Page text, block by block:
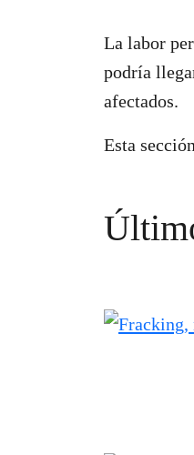
La labor
podría
afectados.
Esta